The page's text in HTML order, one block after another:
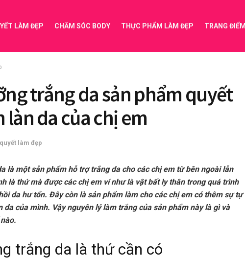
LÀM ĐẸP CHĂM SÓC BODY THỰC PHẨM LÀM ĐẸP TRANG ĐIỂM
trắng da sản phẩm quyết
làn da của chị em
làm đẹp
là một sản phẩm hỗ trợ trắng da cho các chị em từ bên ngoài lẫn
là thứ mà được các chị em ví như là vật bất ly thân trong quá trình
da hư tổn. Đây còn là sản phẩm làm cho các chị em có thêm sự tự
da của mình. Vậy nguyên lý làm trắng của sản phẩm này là gì và
trắng da là thứ cần có